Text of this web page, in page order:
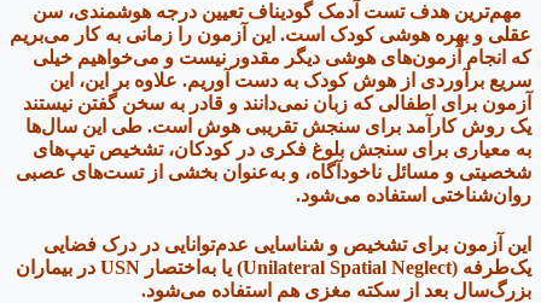
مهم‌ترین هدف تست آدمک گودیناف تعیین درجه هوشمندی، سن
عقلی و بهره هوشی کودک است. این آزمون را زمانی به کار می‌بریم
که انجام آزمون‌های هوشی دیگر مقدور نیست و می‌خواهیم خیلی
سریع برآوردی از هوش کودک به دست آوریم. علاوه بر این، این
آزمون برای اطفالی که زبان نمی‌دانند و قادر به سخن گفتن نیستند
یک روش کارآمد برای سنجش تقریبی هوش است. طی این سال‌ها
به معیاری برای سنجش بلوغ فکری در کودکان، تشخیص تیپ‌های
شخصیتی و مسائل ناخودآگاه، و به‌عنوان بخشی از تست‌های عصبی
روان‌شناختی استفاده می‌شود.
این آزمون برای تشخیص و شناسایی عدم‌توانایی در درک فضایی
یک‌طرفه (Unilateral Spatial Neglect) یا به‌اختصار USN در بیماران
بزرگ‌سال بعد از سکته مغزی هم استفاده می‌شود.